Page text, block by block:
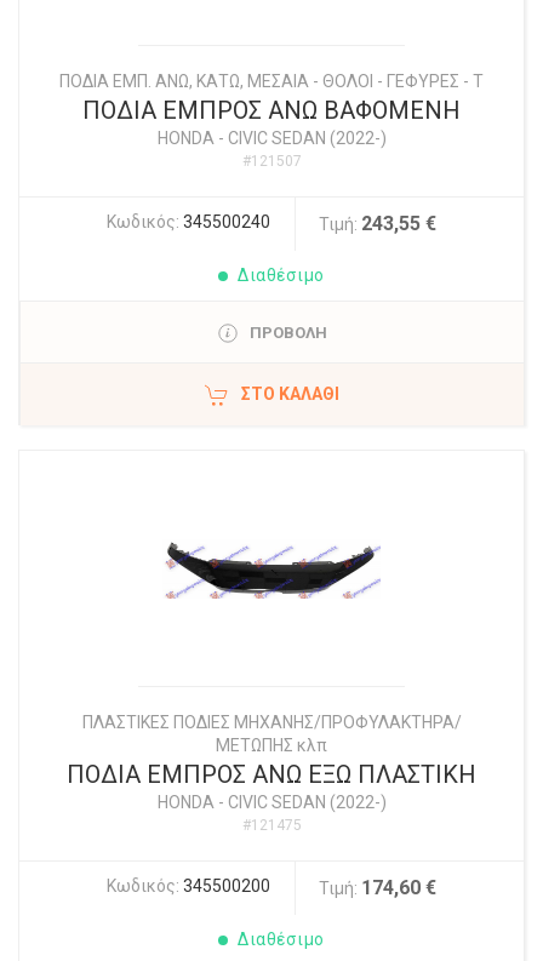
ΠΟΔΙΑ ΕΜΠ. ΑΝΩ, ΚΑΤΩ, ΜΕΣΑΙΑ - ΘΟΛΟΙ - ΓΕΦΥΡΕΣ - Τ
ΠΟΔΙΑ ΕΜΠΡΟΣ ΑΝΩ ΒΑΦΟΜΕΝΗ
HONDA- CIVIC SEDAN (2022-)
#121507
Κωδικός: 345500240 Τιμή: 243,55 €
Διαθέσιμο
ΠΡΟΒΟΛΗ
ΣΤΟ ΚΑΛΆΘΙ
ΠΛΑΣΤΙΚΕΣ ΠΟΔΙΕΣ ΜΗΧΑΝΗΣ/ΠΡΟΦΥΛΑΚΤΗΡΑ/
ΜΕΤΩΠΗΣ κλπ
ΠΟΔΙΑ ΕΜΠΡΟΣ ΑΝΩ ΕΞΩ ΠΛΑΣΤΙΚΗ
HONDA- CIVIC SEDAN (2022-)
#121475
Κωδικός: 345500200 Τιμή: 174,60 €
Διαθέσιμο